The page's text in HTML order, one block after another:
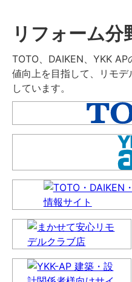
リフォーム分
TOTO、DAIKEN、YKK
値向上を目指して、リモ
しています。